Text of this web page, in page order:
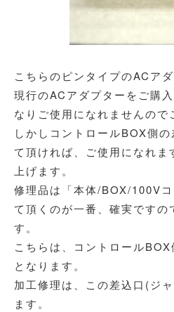
こちらのピンタイプのACア
現行のACアダプターをご購
なりご使用になれませんので
しかしコントロールBOX側
て頂ければ、ご使用になれま
上げます。
修理品は「本体/BOX/100V
て頂くのが一番、確実ですの
す。
こちらは、コントロール
となります。
加工修理は、この差込口(ジ
ます。